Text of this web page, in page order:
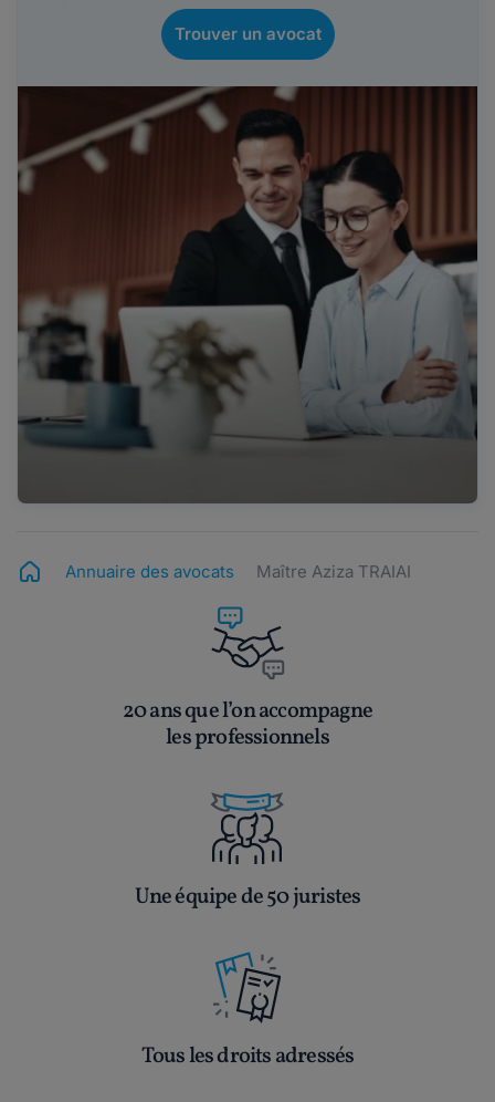
Trouver un avocat
Annuaire des avocats Maître Aziza TRAIAI
20 ans que l’on accompagne
les professionnels
Une équipe de 50 juristes
Tous les droits adressés